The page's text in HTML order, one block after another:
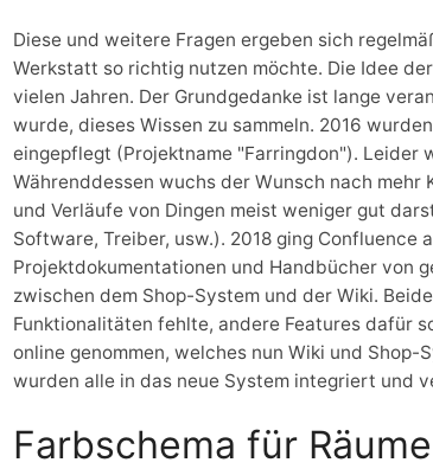
Diese und weitere Fragen ergeben sich
Werkstatt so richtig nutzen möchte. Die Idee
vielen Jahren. Der Grundgedanke ist lange
wurde, dieses Wissen zu sammeln. 2016
eingepflegt (Projektname "Farringdon"). Leider
Währenddessen wuchs der Wunsch nach mehr
und Verläufe von Dingen meist weniger gut
Software, Treiber, usw.). 2018 ging
Projektdokumentationen und Handbücher von
zwischen dem Shop-System und der Wiki.
Funktionalitäten fehlte, andere Features dafür
online genommen, welches nun Wiki und
wurden alle in das neue System integriert und
Farbschema für